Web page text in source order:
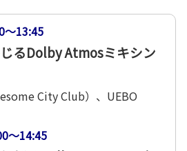
～13:45
るDolby Atmosミキシン
City Club）、UEBO
～14:45